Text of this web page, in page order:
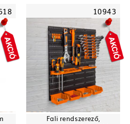
10943
Fali rendszerező,